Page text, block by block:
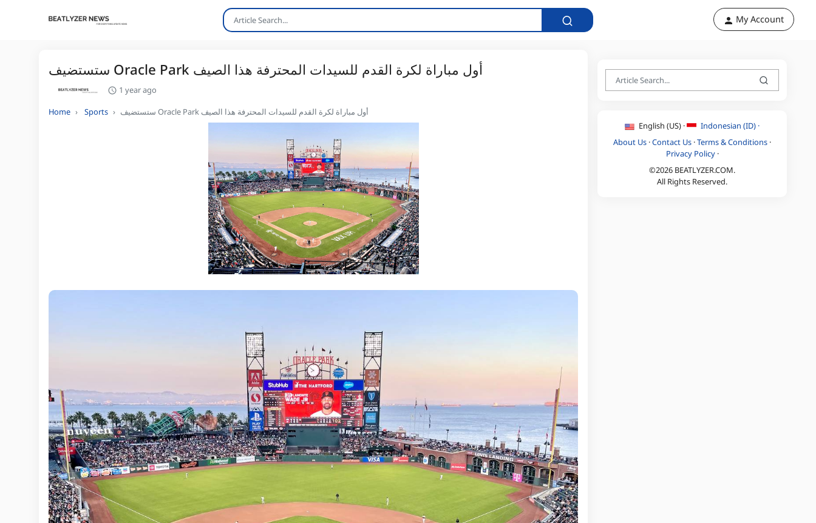
My Account
ستستضيف Oracle Park أول مباراة لكرة القدم للسيدات المحترفة هذا الصيف
1 year ago
Home Sports ستستضيف Oracle Park أول مباراة لكرة القدم للسيدات المحترفة هذا الصيف
English (US) ·
Indonesian (ID) ·
About Us ·Contact Us ·Terms & Conditions ·
Privacy Policy·
©2026 BEATLYZER.COM.
All Rights Reserved.